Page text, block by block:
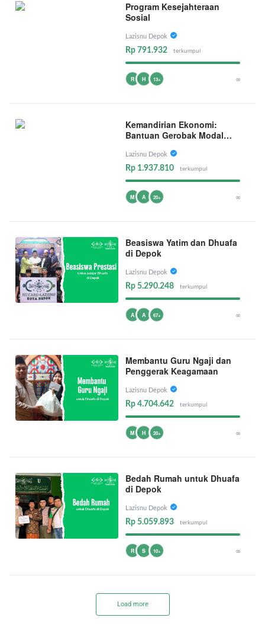
Program Kesejahteraan
Sosial
Lazisnu Depok
Rp 791.932 terkumpul
R H 13+ ∞
Kemandirian Ekonomi:
Bantuan Gerobak Modal
Lazisnu Depok
Rp 1.937.810 terkumpul
M A 20+ ∞
Beasiswa Yatim dan Dhuafa
di Depok
Lazisnu Depok
Rp 5.290.248 terkumpul
A A 67+ ∞
Membantu Guru Ngaji dan
Penggerak Keagamaan
Lazisnu Depok
Rp 4.704.642 terkumpul
M H 20+ ∞
Bedah Rumah untuk Dhuafa
di Depok
Lazisnu Depok
Rp 5.059.893 terkumpul
R S 10+ ∞
Load more